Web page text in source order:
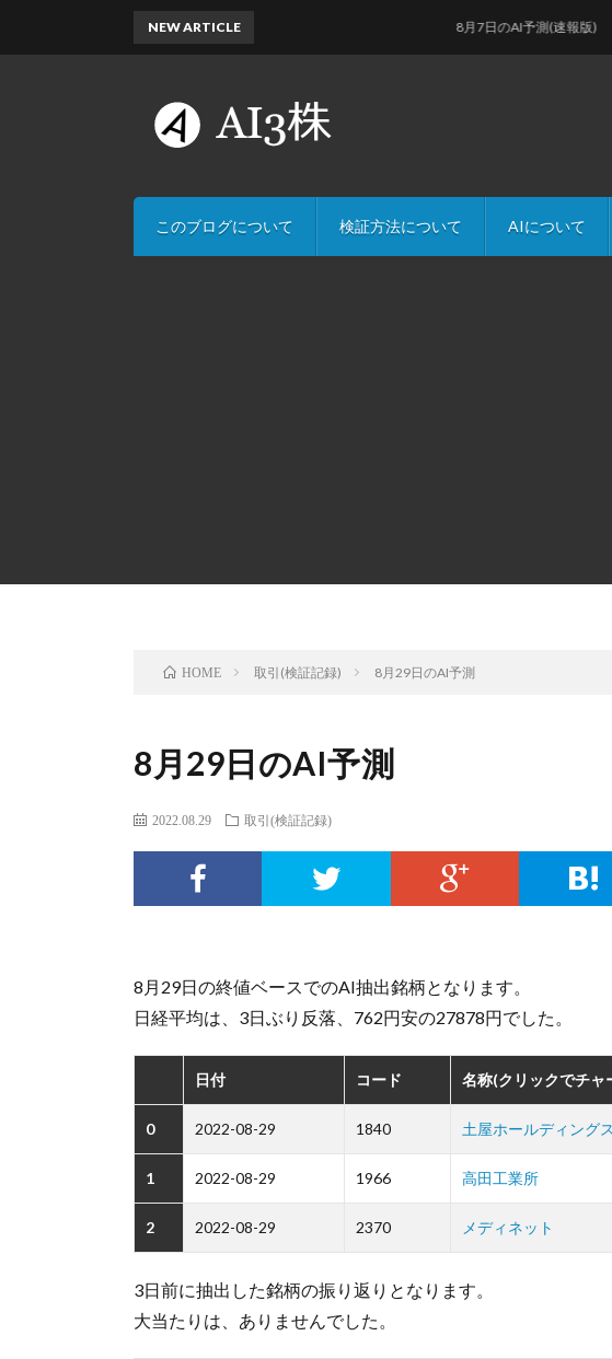
このブログについて 検証方法について AIについて
NEW ARTICLE 8月7日のAI予測(速報版)
HOME 取引(検証記録) 8月29日のAI予測
8月29日のAI予測
2022.08.29 取引(検証記録)
8月29日の終値ベースでのAI抽出銘柄となります。
日経平均は、3日ぶり反落、762円安の27878円でした。
日付 コード 名称(クリックでチャ
0 2022-08-29 1840 土屋ホールディングス
1 2022-08-29 1966 高田工業所
2 2022-08-29 2370 メディネット
3日前に抽出した銘柄の振り返りとなります。
大当たりは、ありませんでした。